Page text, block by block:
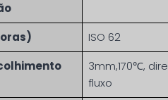
ISO 62
3mm,170℃,
fluxo